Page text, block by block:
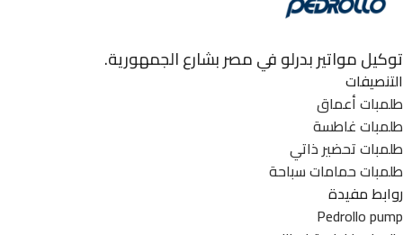
توكيل مواتير بدرلو في مصر بشارع الجمهورية.
التنصيفات
طلمبات أعماق
طلمبات غاطسة
طلمبات تحضير ذاتي
طلمبات حمامات سباحة
روابط مفيدة
Pedrollo pump